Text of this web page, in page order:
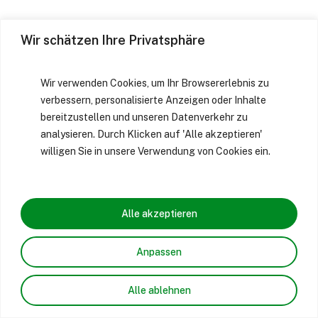
Wir schätzen Ihre Privatsphäre
Wir verwenden Cookies, um Ihr Browsererlebnis zu
verbessern, personalisierte Anzeigen oder Inhalte
bereitzustellen und unseren Datenverkehr zu
analysieren. Durch Klicken auf 'Alle akzeptieren'
willigen Sie in unsere Verwendung von Cookies ein.
Anpassen
Alle ablehnen
Alle akzeptieren